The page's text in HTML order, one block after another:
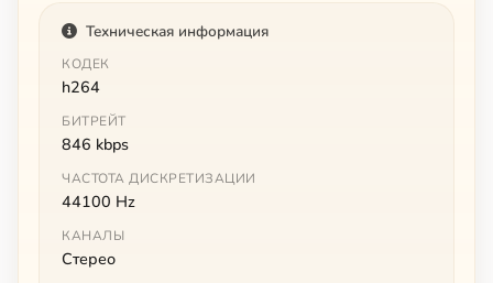
Техническая информация
КОДЕК
h264
БИТРЕЙТ
846 kbps
ЧАСТОТА ДИСКРЕТИЗАЦИИ
44100 Hz
КАНАЛЫ
Стерео